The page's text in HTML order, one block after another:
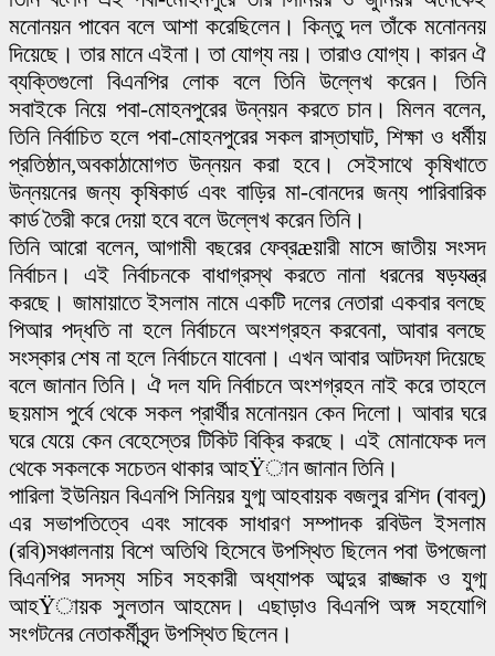
মনোনয়ন পাবেন বলে আশা করেছিলেন। কিন্তু দল তাঁকে মনোননয়
দিয়েছে। তার মানে এইনা। তা যোগ্য নয়। তারাও যোগ্য। কারন ঐ
ব্যক্তিগুলো বিএনপির লোক বলে তিনি উল্লেখ করেন। তিনি
সবাইকে নিয়ে পবা-মোহনপুরের উন্নয়ন করতে চান। মিলন বলেন,
তিনি নির্বাচিত হলে পবা-মোহনপুরের সকল রাস্তাঘাট, শিক্ষা ও ধর্মীয়
প্রতিষ্ঠান,অবকাঠামোগত উন্নয়ন করা হবে। সেইসাথে কৃষিখাতে
উন্নয়নের জন্য কৃষিকার্ড এবং বাড়ির মা-বোনদের জন্য পারিবারিক
কার্ড তৈরী করে দেয়া হবে বলে উল্লেখ করেন তিনি।
তিনি আরো বলেন, আগামী বছরের ফেব্রæয়ারী মাসে জাতীয় সংসদ
নির্বাচন। এই নির্বাচনকে বাধাগ্রস্থ করতে নানা ধরনের ষড়যন্ত্র
করছে। জামায়াতে ইসলাম নামে একটি দলের নেতারা একবার বলছে
পিআর পদ্ধতি না হলে নির্বাচনে অংশগ্রহন করবেনা, আবার বলছে
সংস্কার শেষ না হলে নির্বাচনে যাবেনা। এখন আবার আটদফা দিয়েছে
বলে জানান তিনি। ঐ দল যদি নির্বাচনে অংশগ্রহন নাই করে তাহলে
ছয়মাস পুর্বে থেকে সকল প্রার্থীর মনোনয়ন কেন দিলো। আবার ঘরে
ঘরে যেয়ে কেন বেহেস্তের টিকিট বিক্রি করছে। এই মোনাফেক দল
থেকে সকলকে সচেতন থাকার আহŸান জানান তিনি।
পারিলা ইউনিয়ন বিএনপি সিনিয়র যুগ্ম আহবায়ক বজলুর রশিদ (বাবলু)
এর সভাপতিত্বে এবং সাবেক সাধারণ সম্পাদক রবিউল ইসলাম
(রবি)সঞ্চালনায় বিশে অতিথি হিসেবে উপস্থিত ছিলেন পবা উপজেলা
বিএনপির সদস্য সচিব সহকারী অধ্যাপক আব্দুর রাজ্জাক ও যুগ্ম
আহŸায়ক সুলতান আহমেদ। এছাড়াও বিএনপি অঙ্গ সহযোগি
সংগটনের নেতাকর্মীবৃন্দ উপস্থিত ছিলেন।